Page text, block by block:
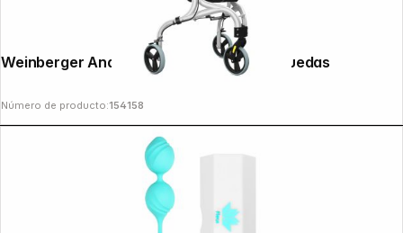
Weinberger Andador de aluminio con 3 ruedas
Número de producto:154158
Copyright © 2000 - 2026 DIFOX. All rights reserved.